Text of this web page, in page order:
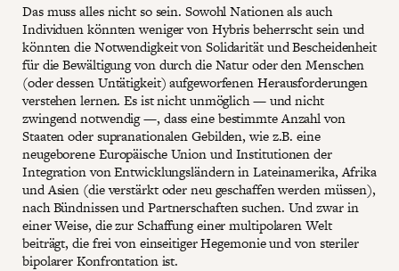
Das muss alles nicht so sein. Sowohl Nationen als auch
Individuen könnten weniger von Hybris beherrscht sein und
könnten die Notwendigkeit von Solidarität und Bescheidenheit
für die Bewältigung von durch die Natur oder den Menschen
(oder dessen Untätigkeit) aufgeworfenen Herausforderungen
verstehen lernen. Es ist nicht unmöglich — und nicht
zwingend notwendig —, dass eine bestimmte Anzahl von
Staaten oder supranationalen Gebilden, wie z.B. eine
neugeborene Europäische Union und Institutionen der
Integration von Entwicklungsländern in Lateinamerika, Afrika
und Asien (die verstärkt oder neu geschaffen werden müssen),
nach Bündnissen und Partnerschaften suchen. Und zwar in
einer Weise, die zur Schaffung einer multipolaren Welt
beiträgt, die frei von einseitiger Hegemonie und von steriler
bipolarer Konfrontation ist.